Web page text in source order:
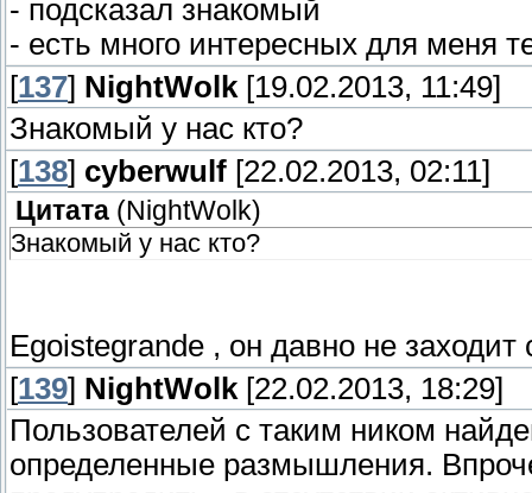
- подсказал знакомый
- есть много интересных для меня
[137] NightWolk [19.02.2013, 11:49]
Знакомый у нас кто?
[138] cyberwulf [22.02.2013, 02:11]
Цитата (NightWolk)
Знакомый у нас кто?
Egoistegrande , он давно не заходит
[139] NightWolk [22.02.2013, 18:29]
Пользователей с таким ником
определенные размышления.